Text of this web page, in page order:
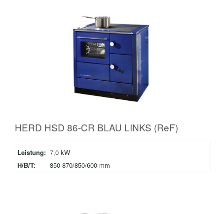
HERD HSD 86-CR BLAU LINKS (ReF)
Leistung: 7,0 kW
H/B/T:
850-870/850/600 mm